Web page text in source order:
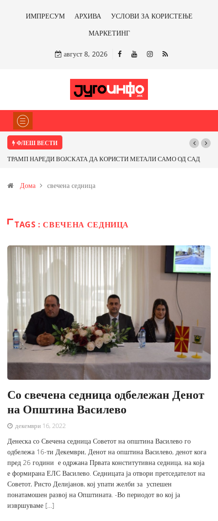
ИМПРЕСУМ АРХИВА
УСЛОВИ ЗА КОРИСТЕЊЕ
МАРКЕТИНГ
август 8, 2026
ФЛЕШ ВЕСТИ
ТРАМП НАРЕДИ ВОЈСКАТА ДА КОРИСТИ МЕТАЛИ САМО ОД САД
Иловица и со антимонот?
Дома свечена седница
TAGS : СВЕЧЕНА СЕДНИЦА
Со свечена седница одбележан Денот
на Општина Василево
декември 16, 2022
Денеска со Свечена седница Советот на општина Василево го
одбележа 16-ти Декември, Денот на општина Василево, денот кога
пред 26 години е одржана Првата конститутивна седница, на која
е формирана ЕЛС Василево. Седницата ја отвори претседателот на
Советот, Ристо Делијанов, кој упати желби за успешен
понатамошен развој на Општината. -Во периодот во кој ја
извршуваме […]